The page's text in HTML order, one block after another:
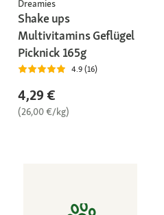
Dreamies
Shake ups
Multivitamins Geflügel
Picknick 165g
4.9 (16)
4,29 €
(26,00 €/kg)